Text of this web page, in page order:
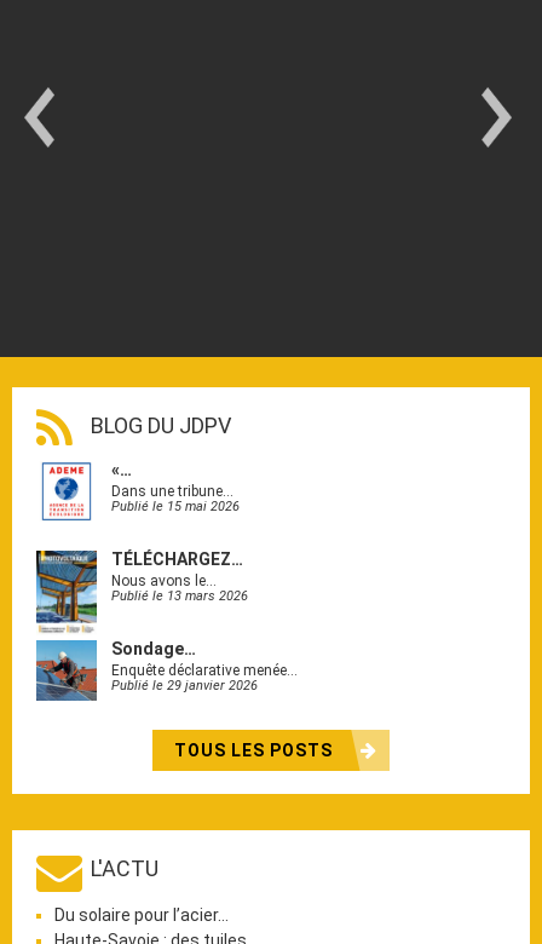
BLOG DU JDPV
«…
Dans une tribune…
Publié le 15 mai 2026
TÉLÉCHARGEZ…
Nous avons le…
Publié le 13 mars 2026
Sondage…
Enquête déclarative menée…
Publié le 29 janvier 2026
TOUS LES POSTS
L'ACTU
Du solaire pour l’acier…
Haute-Savoie : des tuiles…